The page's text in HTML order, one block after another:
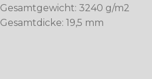
Gesamtgewicht: 3240 g/m2
Gesamtdicke: 19,5 mm